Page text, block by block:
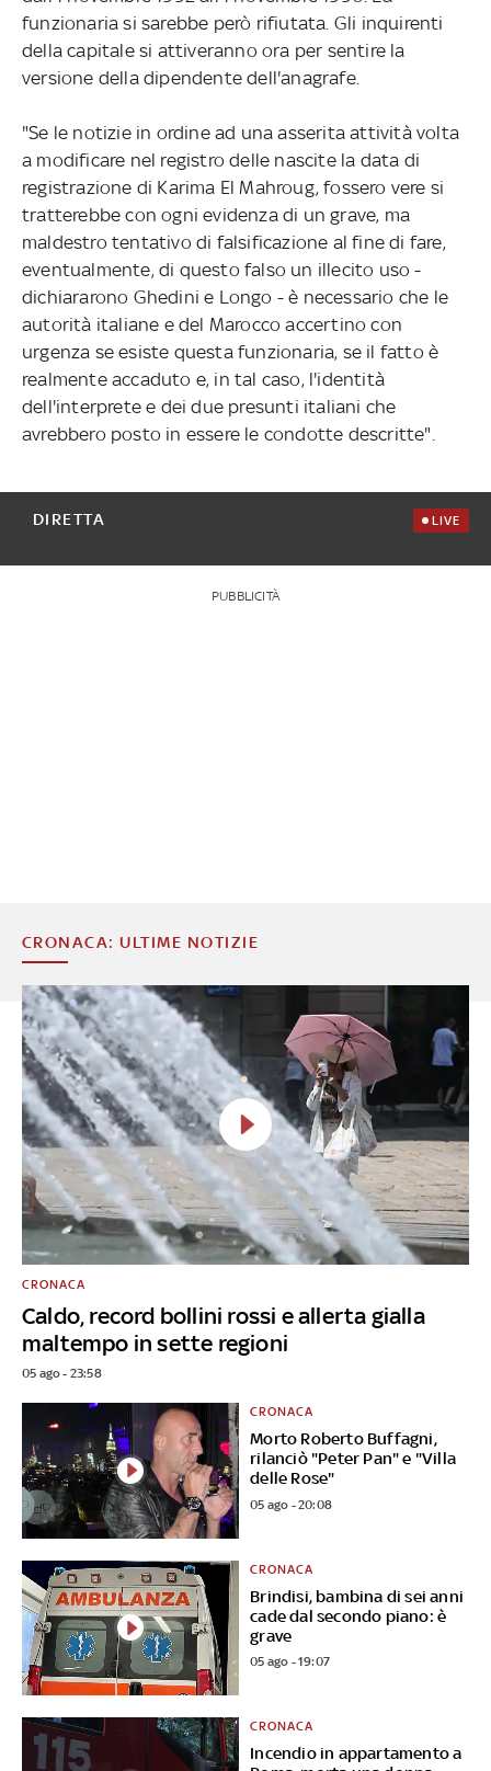
funzionaria si sarebbe però rifiutata. Gli inquirenti
della capitale si attiveranno ora per sentire la
versione della dipendente dell'anagrafe.
"Se le notizie in ordine ad una asserita attività volta
a modificare nel registro delle nascite la data di
registrazione di Karima El Mahroug, fossero vere si
tratterebbe con ogni evidenza di un grave, ma
maldestro tentativo di falsificazione al fine di fare,
eventualmente, di questo falso un illecito uso -
dichiararono Ghedini e Longo - è necessario che le
autorità italiane e del Marocco accertino con
urgenza se esiste questa funzionaria, se il fatto è
realmente accaduto e, in tal caso, l'identità
dell'interprete e dei due presunti italiani che
avrebbero posto in essere le condotte descritte".
DIRETTA LIVE
PUBBLICITÀ
CRONACA: ULTIME NOTIZIE
Caldo, record bollini rossi e allerta gialla
maltempo in sette regioni
CRONACA
05 ago - 23:58
Morto Roberto Buffagni,
rilanciò "Peter Pan" e "Villa
delle Rose"
CRONACA
05 ago - 20:08
Brindisi, bambina di sei anni
cade dal secondo piano: è
grave
CRONACA
05 ago - 19:07
Incendio in appartamento a
CRONACA